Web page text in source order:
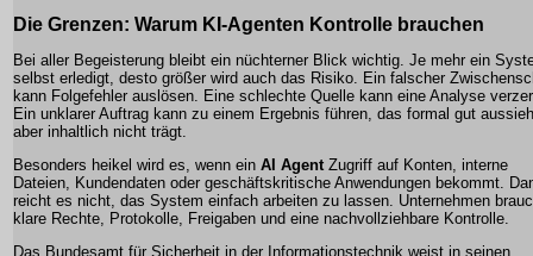
Die Grenzen: Warum KI-Agenten Kontrolle brauchen
Bei aller Begeisterung bleibt ein nüchterner Blick wichtig. Je mehr ein
selbst erledigt, desto größer wird auch das Risiko. Ein falscher
kann Folgefehler auslösen. Eine schlechte Quelle kann eine Analyse
Ein unklarer Auftrag kann zu einem Ergebnis führen, das formal gut
aber inhaltlich nicht trägt.
Besonders heikel wird es, wenn ein AI Agent Zugriff auf Konten, interne
Dateien, Kundendaten oder geschäftskritische Anwendungen bekommt.
reicht es nicht, das System einfach arbeiten zu lassen. Unternehmen
klare Rechte, Protokolle, Freigaben und eine nachvollziehbare Kontrolle.
Das Bundesamt für Sicherheit in der Informationstechnik weist in seinen